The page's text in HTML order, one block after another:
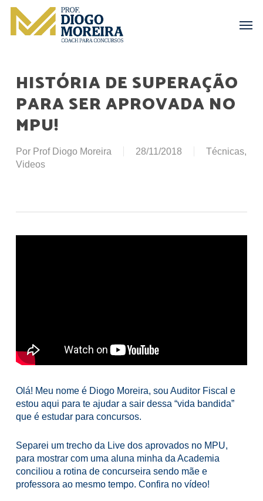
Skip
main
HISTÓRIA DE SUPERAÇÃO
PARA SER APROVADA NO
MPU!
Por Prof Diogo Moreira 28/11/2018 Técnicas,
Videos
Olá! Meu nome é Diogo Moreira, sou Auditor Fiscal e
estou aqui para te ajudar a sair dessa “vida bandida”
que é estudar para concursos.
Separei um trecho da Live dos aprovados no MPU,
para mostrar com uma aluna minha da Academia
conciliou a rotina de concurseira sendo mãe e
professora ao mesmo tempo. Confira no vídeo!